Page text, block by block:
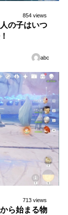
854 views
の子はいつ
abc
713 views
ら始まる物